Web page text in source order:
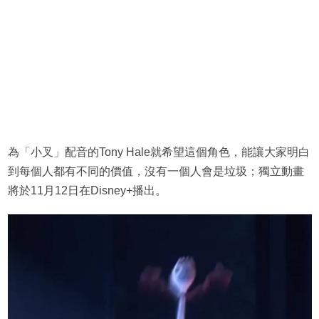
為「小叉」配音的Tony Hale就希望這個角色，能讓大家明白
到每個人都有不同的價值，沒有一個人會是垃圾；獨立動畫
將於11月12日在Disney+播出。